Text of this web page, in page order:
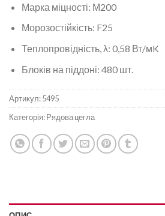
Марка міцності: М200
Морозостійкість: F25
Теплопровідність, λ: 0,58 Вт/мK
Блоків на піддоні: 480 шт.
Артикул:5495
Категорія:Рядова цегла